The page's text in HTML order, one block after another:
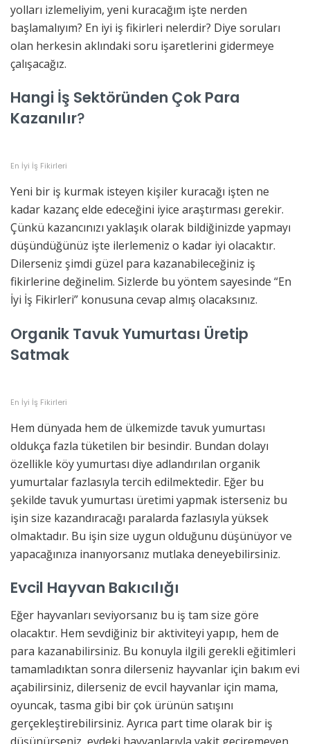
yolları izlemeliyim, yeni kuracağım işte nerden
başlamalıyım? En iyi iş fikirleri nelerdir? Diye soruları
olan herkesin aklındaki soru işaretlerini gidermeye
çalışacağız.
Hangi İş Sektöründen Çok Para
Kazanılır?
En İyi İş Fikirleri
Yeni bir iş kurmak isteyen kişiler kuracağı işten ne
kadar kazanç elde edeceğini iyice araştırması gerekir.
Çünkü kazancınızı yaklaşık olarak bildiğinizde yapmayı
düşündüğünüz işte ilerlemeniz o kadar iyi olacaktır.
Dilerseniz şimdi güzel para kazanabileceğiniz iş
fikirlerine değinelim. Sizlerde bu yöntem sayesinde “En
İyi İş Fikirleri” konusuna cevap almış olacaksınız.
Organik Tavuk Yumurtası Üretip
Satmak
En İyi İş Fikirleri
Hem dünyada hem de ülkemizde tavuk yumurtası
oldukça fazla tüketilen bir besindir. Bundan dolayı
özellikle köy yumurtası diye adlandırılan organik
yumurtalar fazlasıyla tercih edilmektedir. Eğer bu
şekilde tavuk yumurtası üretimi yapmak isterseniz bu
işin size kazandıracağı paralarda fazlasıyla yüksek
olmaktadır. Bu işin size uygun olduğunu düşünüyor ve
yapacağınıza inanıyorsanız mutlaka deneyebilirsiniz.
Evcil Hayvan Bakıcılığı
Eğer hayvanları seviyorsanız bu iş tam size göre
olacaktır. Hem sevdiğiniz bir aktiviteyi yapıp, hem de
para kazanabilirsiniz. Bu konuyla ilgili gerekli eğitimleri
tamamladıktan sonra dilerseniz hayvanlar için bakım evi
açabilirsiniz, dilerseniz de evcil hayvanlar için mama,
oyuncak, tasma gibi bir çok ürünün satışını
gerçekleştirebilirsiniz. Ayrıca part time olarak bir iş